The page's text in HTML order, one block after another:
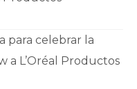
para celebrar la
a L’Oréal Productos